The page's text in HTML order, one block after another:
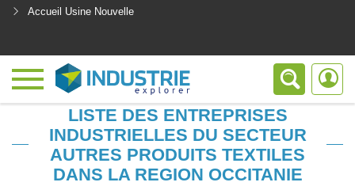
Accueil Usine Nouvelle
LISTE DES ENTREPRISES
INDUSTRIELLES DU SECTEUR
AUTRES PRODUITS TEXTILES
DANS LA REGION OCCITANIE